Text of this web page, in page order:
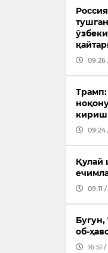
09:26
09:24
Қулай
09:11
Бугун,
об-
16:51